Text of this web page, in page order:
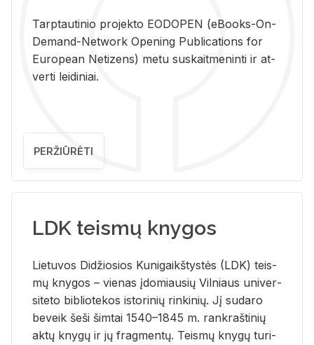
Tarp­tau­ti­nio pro­jek­to EO­DO­PEN (eBo­oks-On-
De­mand-Ne­twork Ope­ning Pub­li­ca­tions for
Eu­ro­pe­an Ne­ti­zens) metu su­skait­me­nin­ti ir at­
ver­ti lei­di­niai.
PERŽIŪRĖTI
LDK teismų knygos
Lie­tu­vos Di­džio­sios Ku­ni­gaikš­tys­tės (LDK) teis­
mų kny­gos – vie­nas įdo­miau­sių Vil­niaus uni­ver­
si­te­to bi­b­lio­te­kos is­to­ri­nių rin­ki­nių. Jį su­da­ro
be­veik šeši šim­tai 1540–1845 m. rank­raš­ti­nių
aktų kny­gų ir jų frag­men­tų. Teis­mų kny­gų tu­ri­